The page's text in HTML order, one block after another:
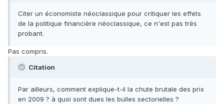
Citer un économiste néoclassique pour critiquer les effets
de la politique financière néoclassique, ce n'est pas très
probant.
Pas compris.
Citation
Par ailleurs, comment explique-t-il la chute brutale des prix
en 2009 ? à quoi sont dues les bulles sectorielles ?